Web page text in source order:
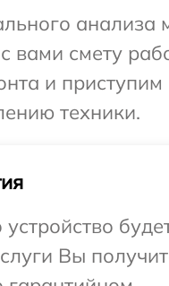
анализа
вами смету
и приступим
техники.
Вы